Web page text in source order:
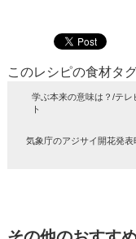
このレシピの食材タグ
学ぶ本来の意味は？/テ
ト
気象庁のアジサイ開花発